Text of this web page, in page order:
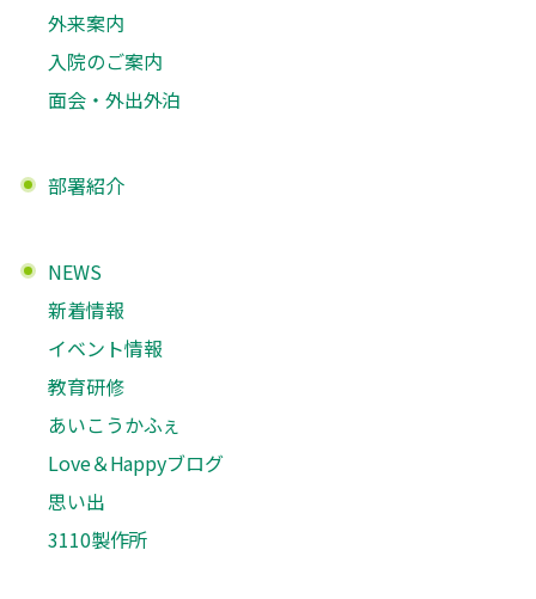
外来案内
入院のご案内
面会・外出外泊
部署紹介
NEWS
新着情報
イベント情報
教育研修
あいこうかふぇ
Love＆Happyブログ
思い出
3110製作所